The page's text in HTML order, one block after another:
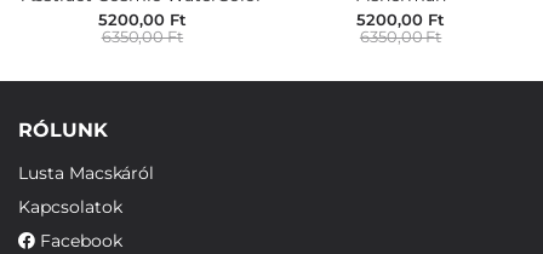
5200,00 Ft
6350,00 Ft
5200,00 Ft
6350,00 Ft
RÓLUNK
Lusta Macskáról
Kapcsolatok
Facebook